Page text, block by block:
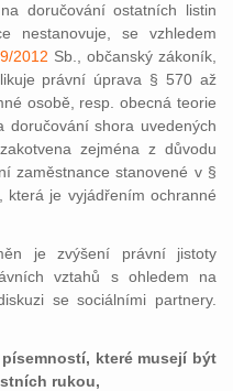
doručování ostatních listin
nestanovuje, se vzhledem
2012 Sb., občanský zákoník,
právní úprava § 570 až
osobě, resp. obecná teorie
doručování shora uvedených
zejména z důvodu
zaměstnance stanovené v §
je vyjádřením ochranné
je zvýšení právní jistoty
vztahů s ohledem na
se sociálními partnery.
které musejí být
rukou,